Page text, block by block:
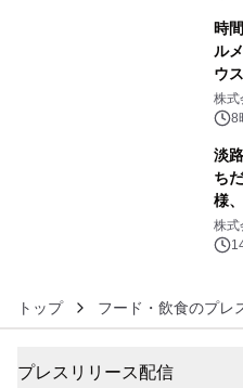
時
ル
ウ
サ
得
株式
8
淡
ち
様
き
素
株式
トップ フード・飲食のプレ
プレスリリース配信